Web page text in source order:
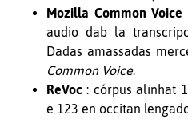
Mozilla Common Voice
audio dab la
Dadas amassadas
Common Voice.
ReVoc: córpus alinhat
e 123 en occitan